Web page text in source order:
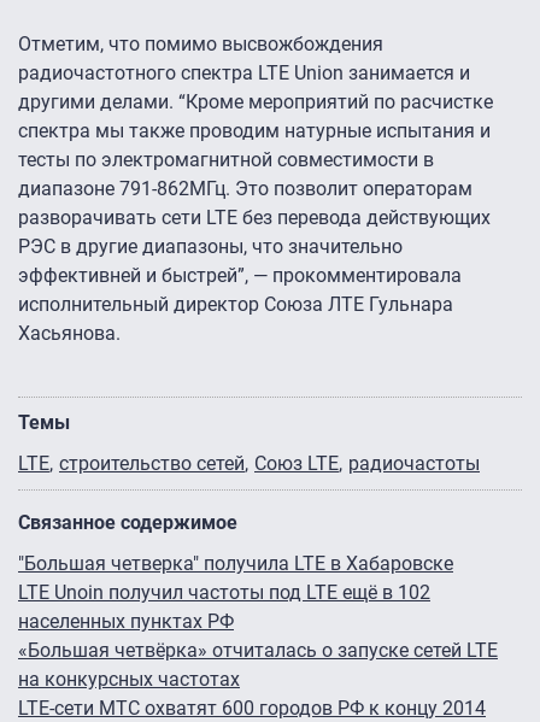
Отметим, что помимо высвожбождения
радиочастотного спектра LTE Union занимается и
другими делами. “Кроме мероприятий по расчистке
спектра мы также проводим натурные испытания и
тесты по электромагнитной совместимости в
диапазоне 791-862МГц. Это позволит операторам
разворачивать сети LTE без перевода действующих
РЭС в другие диапазоны, что значительно
эффективней и быстрей”, — прокомментировала
исполнительный директор Союза ЛТЕ Гульнара
Хасьянова.
Темы
LTE строительство сетей Союз LTE радиочастоты
Связанное содержимое
"Большая четверка" получила LTE в Хабаровске
LTE Unoin получил частоты под LTE ещё в 102
населенных пунктах РФ
«Большая четвёрка» отчиталась о запуске сетей LTE
на конкурсных частотах
LTE-сети МТС охватят 600 городов РФ к концу 2014